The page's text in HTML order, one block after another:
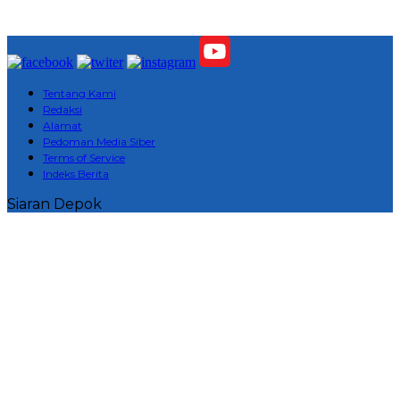
Tentang Kami
Redaksi
Alamat
Pedoman Media Siber
Terms of Service
Indeks Berita
Siaran Depok